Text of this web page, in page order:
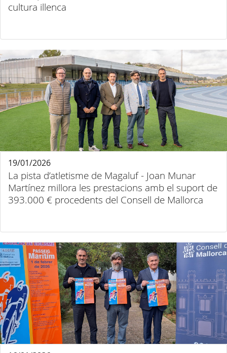
cultura illenca
La pista d’atletisme de Magaluf - Joan Munar
Martínez millora les prestacions amb el suport de
393.000 € procedents del Consell de Mallorca
19/01/2026